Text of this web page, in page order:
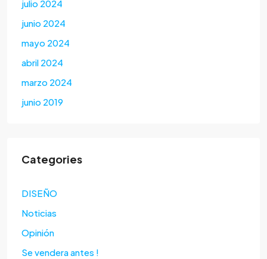
julio 2024
junio 2024
mayo 2024
abril 2024
marzo 2024
junio 2019
Categories
DISEÑO
Noticias
Opinión
Se vendera antes !